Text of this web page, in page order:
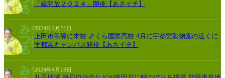
「蔵開放２０２４」開催【あさイチ】
2024年4月21日
上田市手塚に本校 さくら国際高校 4月に宇都宮動物園の近くに
宇都宮キャンパス開校【あさイチ】
2024年4月18日